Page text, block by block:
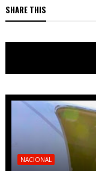
SHARE THIS
NACIONAL